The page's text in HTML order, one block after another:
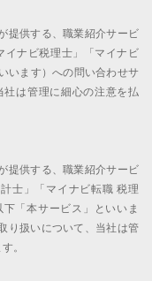
提供する、職業紹介サービ
イナビ税理士」「マイナビ
います）への問い合わせサ
は管理に細心の注意を払
提供する、職業紹介サービ
士」「マイナビ転職 税理
「本サービス」といいま
り扱いについて、当社は管
。